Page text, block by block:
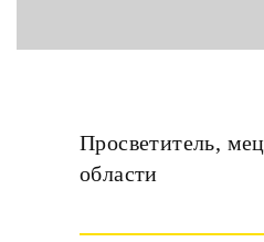
Просветитель,
области